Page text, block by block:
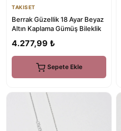
TAKISET
Berrak Güzellik 18 Ayar Beyaz
Altın Kaplama Gümüş Bileklik
4.277,99 ₺
Sepete Ekle